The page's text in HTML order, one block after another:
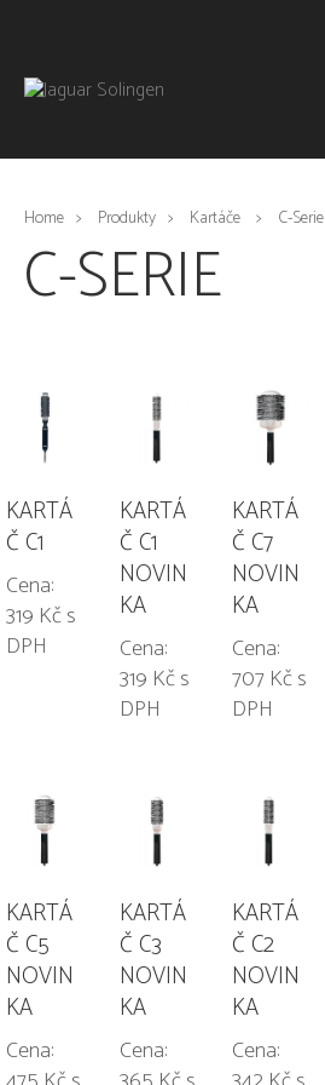
Home Produkty Kartáče C-Serie
C-SERIE
KARTÁ
Č C1
Cena:
319 Kč s
DPH
KARTÁ
Č C1
NOVIN
KA
Cena:
319 Kč s
DPH
KARTÁ
Č C7
NOVIN
KA
Cena:
707 Kč s
DPH
KARTÁ
Č C5
NOVIN
KA
Cena:
KARTÁ
Č C3
NOVIN
KA
Cena:
KARTÁ
Č C2
NOVIN
KA
Cena: